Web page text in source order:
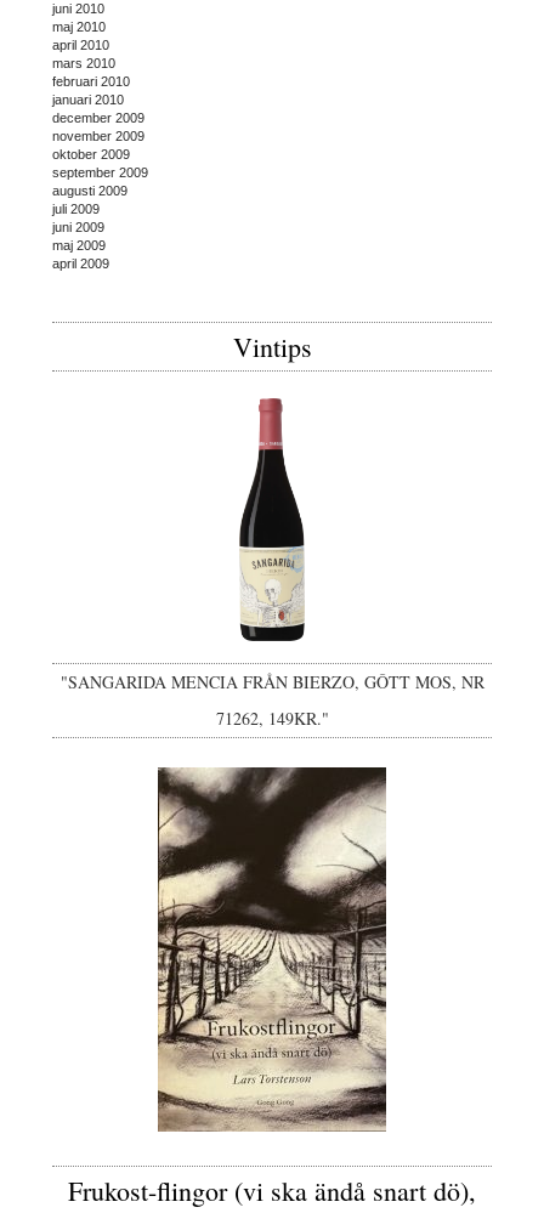
juni 2010
maj 2010
april 2010
mars 2010
februari 2010
januari 2010
december 2009
november 2009
oktober 2009
september 2009
augusti 2009
juli 2009
juni 2009
maj 2009
april 2009
Vintips
"SANGARIDA MENCIA FRÅN BIERZO, GÔTT MOS, NR
71262, 149KR."
Frukost-flingor (vi ska ändå snart dö),